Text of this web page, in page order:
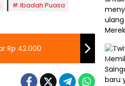
Ibadah Puasa
Rp 42.000